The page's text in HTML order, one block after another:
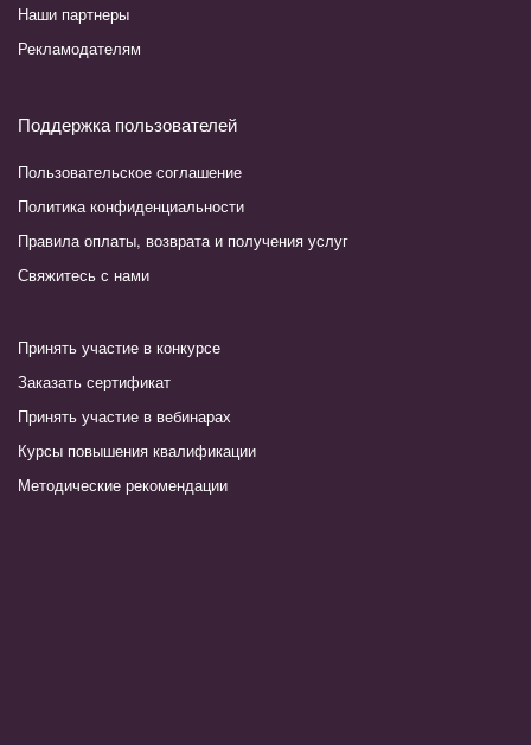
Наши партнеры
Рекламодателям
Поддержка пользователей
Пользовательское соглашение
Политика конфиденциальности
Правила оплаты, возврата и получения услуг
Свяжитесь с нами
Принять участие в конкурсе
Заказать сертификат
Принять участие в вебинарах
Курсы повышения квалификации
Методические рекомендации